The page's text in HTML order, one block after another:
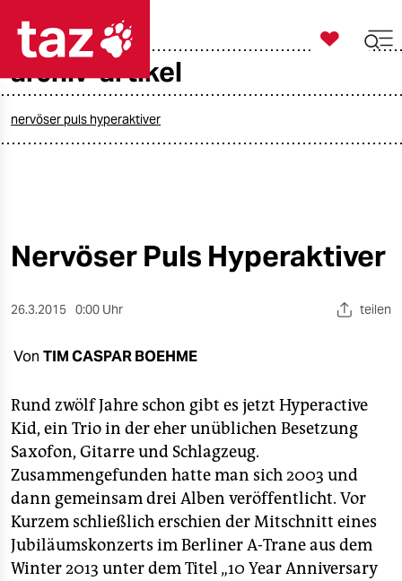
taz zahl ich
öko
sport
berlin
nord
wahrheit
verlag
verlag

taz zahl ich
archiv-artikel
nervöser puls hyperaktiver
Nervöser Puls Hyperaktiver
26.3.2015 0:00 Uhr teilen
Von TIM CASPAR BOEHME
Rund zwölf Jahre schon gibt es jetzt Hyperactive
Kid, ein Trio in der eher unüblichen Besetzung
Saxofon, Gitarre und Schlagzeug.
Zusammengefunden hatte man sich 2003 und
dann gemeinsam drei Alben veröffentlicht. Vor
Kurzem schließlich erschien der Mitschnitt eines
Jubiläumskonzerts im Berliner A-Trane aus dem
Winter 2013 unter dem Titel „10 Year Anniversary